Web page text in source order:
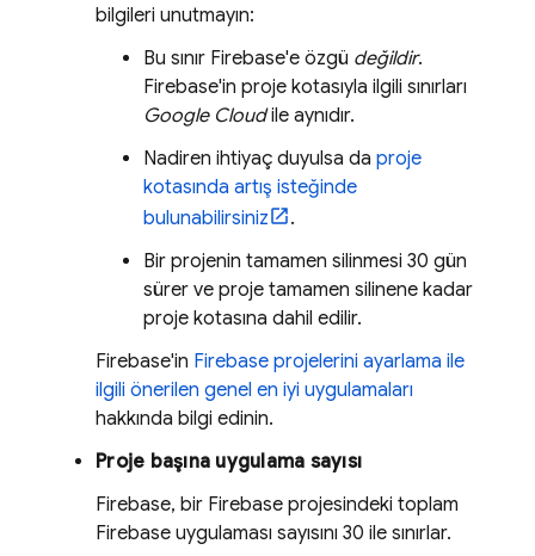
bilgileri unutmayın:
Bu sınır Firebase'e özgü değildir.
Firebase'in proje kotasıyla ilgili sınırları
Google Cloudile aynıdır.
Nadiren ihtiyaç duyulsa da proje
kotasında artış isteğinde
bulunabilirsiniz
.
Bir projenin tamamen silinmesi 30 gün
sürer ve proje tamamen silinene kadar
proje kotasına dahil edilir.
Firebase'in Firebase projelerini ayarlama ile
ilgili önerilen genel en iyi uygulamaları
hakkında bilgi edinin.
Proje başına uygulama sayısı
Firebase, bir Firebase projesindeki toplam
Firebase uygulaması sayısını 30 ile sınırlar.